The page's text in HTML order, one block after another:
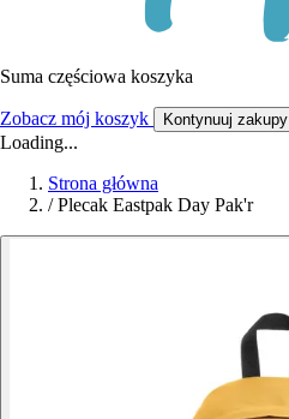
Suma częściowa koszyka
Zobacz mój koszyk Kontynuuj zakupy
Loading...
Strona główna
/ Plecak Eastpak Day Pak'r